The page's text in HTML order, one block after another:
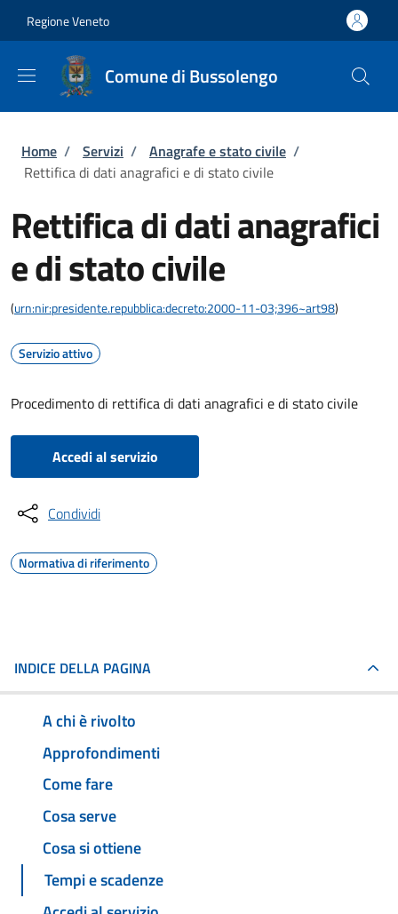
Regione Veneto
Comune di Bussolengo
Briciole di pane
Home / Servizi / Anagrafe e stato civile /
Rettifica di dati anagrafici e di stato civile
Rettifica di dati anagrafici
e di stato civile
(urn:nir:presidente.repubblica:decreto:2000-11-03;396~art98)
Servizio attivo
Procedimento di rettifica di dati anagrafici e di stato civile
Accedi al servizio
Condividi
Normativa di riferimento
INDICE DELLA PAGINA
A chi è rivolto
Approfondimenti
Come fare
Cosa serve
Cosa si ottiene
Tempi e scadenze